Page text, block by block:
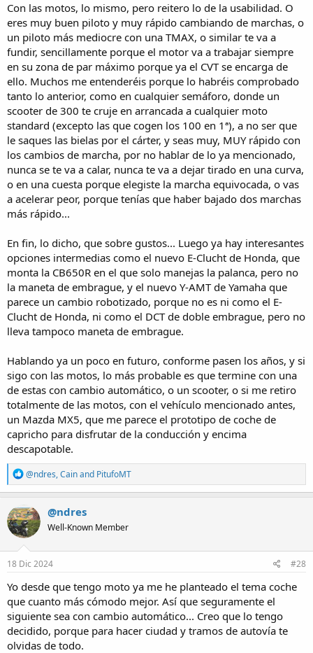
Con las motos, lo mismo, pero reitero lo de la usabilidad. O
eres muy buen piloto y muy rápido cambiando de marchas, o
un piloto más mediocre con una TMAX, o similar te va a
fundir, sencillamente porque el motor va a trabajar siempre
en su zona de par máximo porque ya el CVT se encarga de
ello. Muchos me entenderéis porque lo habréis comprobado
tanto lo anterior, como en cualquier semáforo, donde un
scooter de 300 te cruje en arrancada a cualquier moto
standard (excepto las que cogen los 100 en 1ª), a no ser que
le saques las bielas por el cárter, y seas muy, MUY rápido con
los cambios de marcha, por no hablar de lo ya mencionado,
nunca se te va a calar, nunca te va a dejar tirado en una curva,
o en una cuesta porque elegiste la marcha equivocada, o vas
a acelerar peor, porque tenías que haber bajado dos marchas
más rápido...
En fin, lo dicho, que sobre gustos... Luego ya hay interesantes
opciones intermedias como el nuevo E-Clucht de Honda, que
monta la CB650R en el que solo manejas la palanca, pero no
la maneta de embrague, y el nuevo Y-AMT de Yamaha que
parece un cambio robotizado, porque no es ni como el E-
Clucht de Honda, ni como el DCT de doble embrague, pero no
lleva tampoco maneta de embrague.
Hablando ya un poco en futuro, conforme pasen los años, y si
sigo con las motos, lo más probable es que termine con una
de estas con cambio automático, o un scooter, o si me retiro
totalmente de las motos, con el vehículo mencionado antes,
un Mazda MX5, que me parece el prototipo de coche de
capricho para disfrutar de la conducción y encima
descapotable.
R
e
a
c
t
i
o
n
s
@ndres,Cainand PitufoMT
@ndres
Well-Known Member
18 Dic 2024 #28
Yo desde que tengo moto ya me he planteado el tema coche
que cuanto más cómodo mejor. Así que seguramente el
siguiente sea con cambio automático... Creo que lo tengo
decidido, porque para hacer ciudad y tramos de autovía te
olvidas de todo.